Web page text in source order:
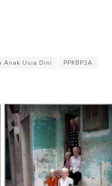
Anak Usia Dini PPKBP3A